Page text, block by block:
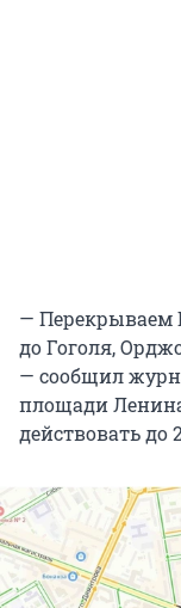
— Перекрываем
до Гоголя,
— сообщил
площади
действовать до